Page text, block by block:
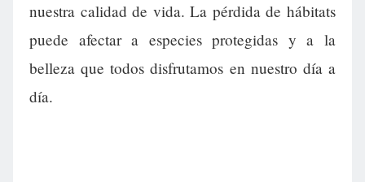
nuestra calidad de vida. La pérdida de hábitats
puede afectar a especies protegidas y a la
belleza que todos disfrutamos en nuestro día a
día.